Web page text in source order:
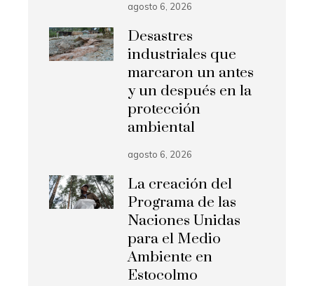
agosto 6, 2026
Desastres
industriales que
marcaron un antes
y un después en la
protección
ambiental
agosto 6, 2026
La creación del
Programa de las
Naciones Unidas
para el Medio
Ambiente en
Estocolmo